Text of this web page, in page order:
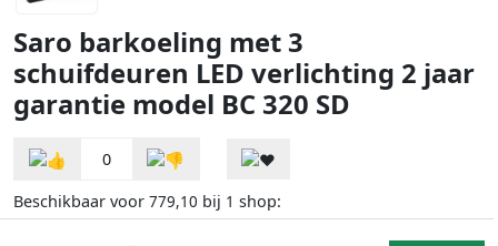
Saro barkoeling met 3
schuifdeuren LED verlichting 2 jaar
garantie model BC 320 SD
0
Beschikbaar voor 779,10 bij 1 shop: